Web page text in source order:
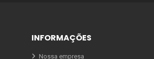
INFORMAÇÕES
Nossa empresa